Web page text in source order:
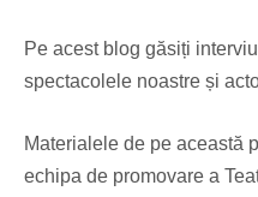
Pe acest blog găsiți
spectacolele noastre și
Materialele de pe această
echipa de promovare a